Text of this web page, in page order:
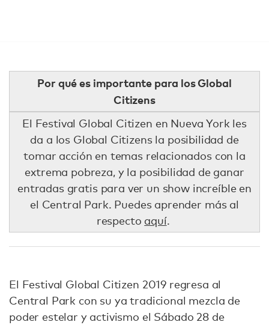
Por qué es importante para los Global
Citizens
El Festival Global Citizen en Nueva York les
da a los Global Citizens la posibilidad de
tomar acción en temas relacionados con la
extrema pobreza, y la posibilidad de ganar
entradas gratis para ver un show increíble en
el Central Park. Puedes aprender más al
respecto aquí.
El Festival Global Citizen 2019 regresa al
Central Park con su ya tradicional mezcla de
poder estelar y activismo el Sábado 28 de